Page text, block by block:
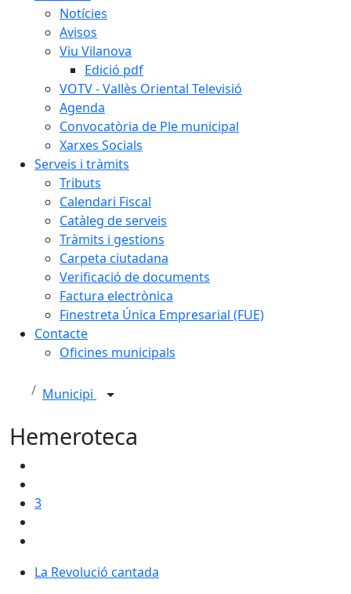
Notícies
Avisos
Viu Vilanova
Edició pdf
VOTV - Vallès Oriental Televisió
Agenda
Convocatòria de Ple municipal
Xarxes Socials
Serveis i tràmits
Tributs
Calendari Fiscal
Catàleg de serveis
Tràmits i gestions
Carpeta ciutadana
Verificació de documents
Factura electrònica
Finestreta Única Empresarial (FUE)
Contacte
Oficines municipals
Municipi
Hemeroteca
3
La Revolució cantada
La Revolució cantada